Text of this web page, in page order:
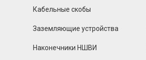
Кабельные скобы
Заземляющие устройства
Наконечники НШВИ